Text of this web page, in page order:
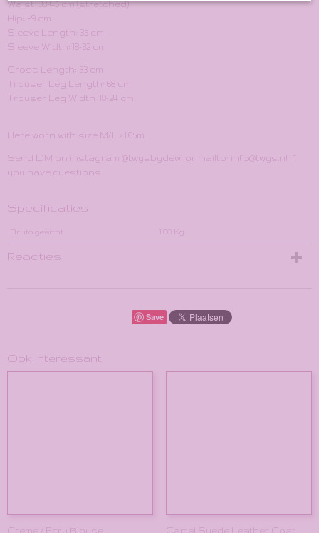
Waist: 38-45 cm (stretched)
Hip: 59 cm
Sleeve Length: 35 cm
Sleeve Width: 18-32 cm
Cross Length: 33 cm
Trouser Leg Length: 68 cm
Trouser Leg Width: 18-24 cm
Here worn with size M/L > 1.65m
Send DM on instagram @twysbydewi or mailto: info@twys.nl if
you have questions
Specificaties
Bruto gewicht 1,00 Kg
Reacties
Save
Ook interessant
Creme / Ecru Blouse Camel Suede Leather Coat